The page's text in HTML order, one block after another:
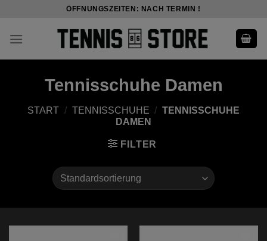
content
ÖFFNUNGSZEITEN: NACH TERMIN !
Tennisschuhe Damen
START / TENNISSCHUHE / TENNISSCHUHE
DAMEN
FILTER